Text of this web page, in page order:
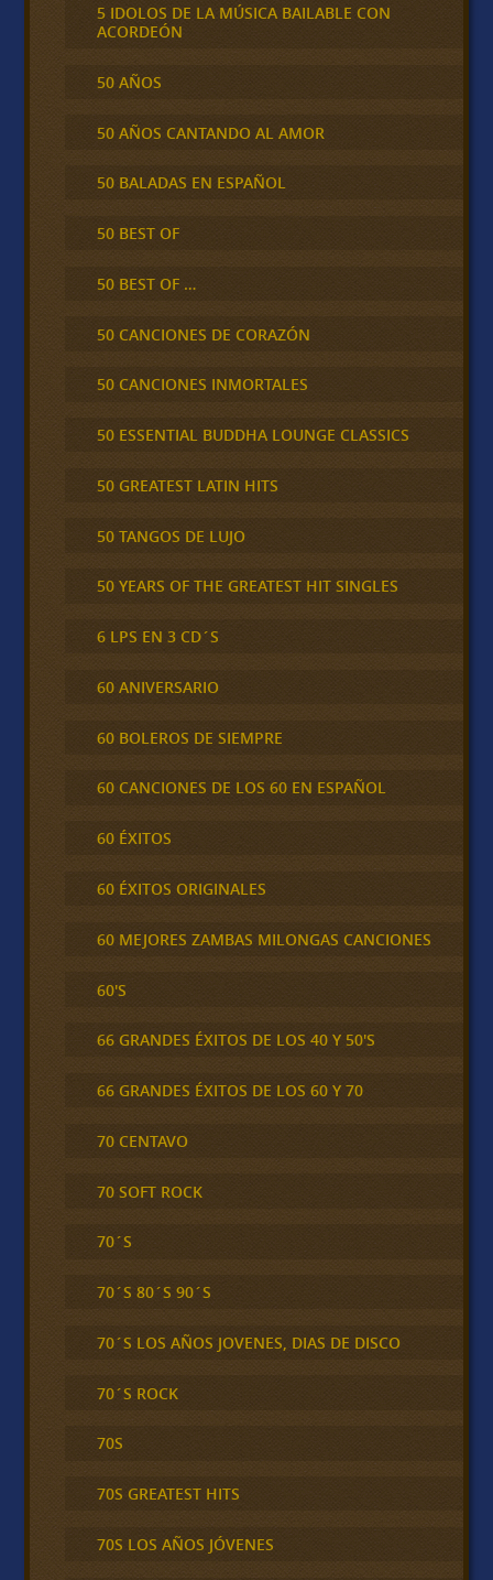
5 IDOLOS DE LA MÚSICA BAILABLE CON
ACORDEÓN
50 AÑOS
50 AÑOS CANTANDO AL AMOR
50 BALADAS EN ESPAÑOL
50 BEST OF
50 BEST OF …
50 CANCIONES DE CORAZÓN
50 CANCIONES INMORTALES
50 ESSENTIAL BUDDHA LOUNGE CLASSICS
50 GREATEST LATIN HITS
50 TANGOS DE LUJO
50 YEARS OF THE GREATEST HIT SINGLES
6 LPS EN 3 CD´S
60 ANIVERSARIO
60 BOLEROS DE SIEMPRE
60 CANCIONES DE LOS 60 EN ESPAÑOL
60 ÉXITOS
60 ÉXITOS ORIGINALES
60 MEJORES ZAMBAS MILONGAS CANCIONES
60'S
66 GRANDES ÉXITOS DE LOS 40 Y 50'S
66 GRANDES ÉXITOS DE LOS 60 Y 70
70 CENTAVO
70 SOFT ROCK
70´S
70´S 80´S 90´S
70´S LOS AÑOS JOVENES, DIAS DE DISCO
70´S ROCK
70S
70S GREATEST HITS
70S LOS AÑOS JÓVENES